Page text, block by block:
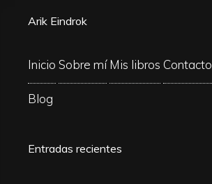
Arik Eindrok
Inicio Sobre mí Mis libros Contacto
Blog
Entradas recientes